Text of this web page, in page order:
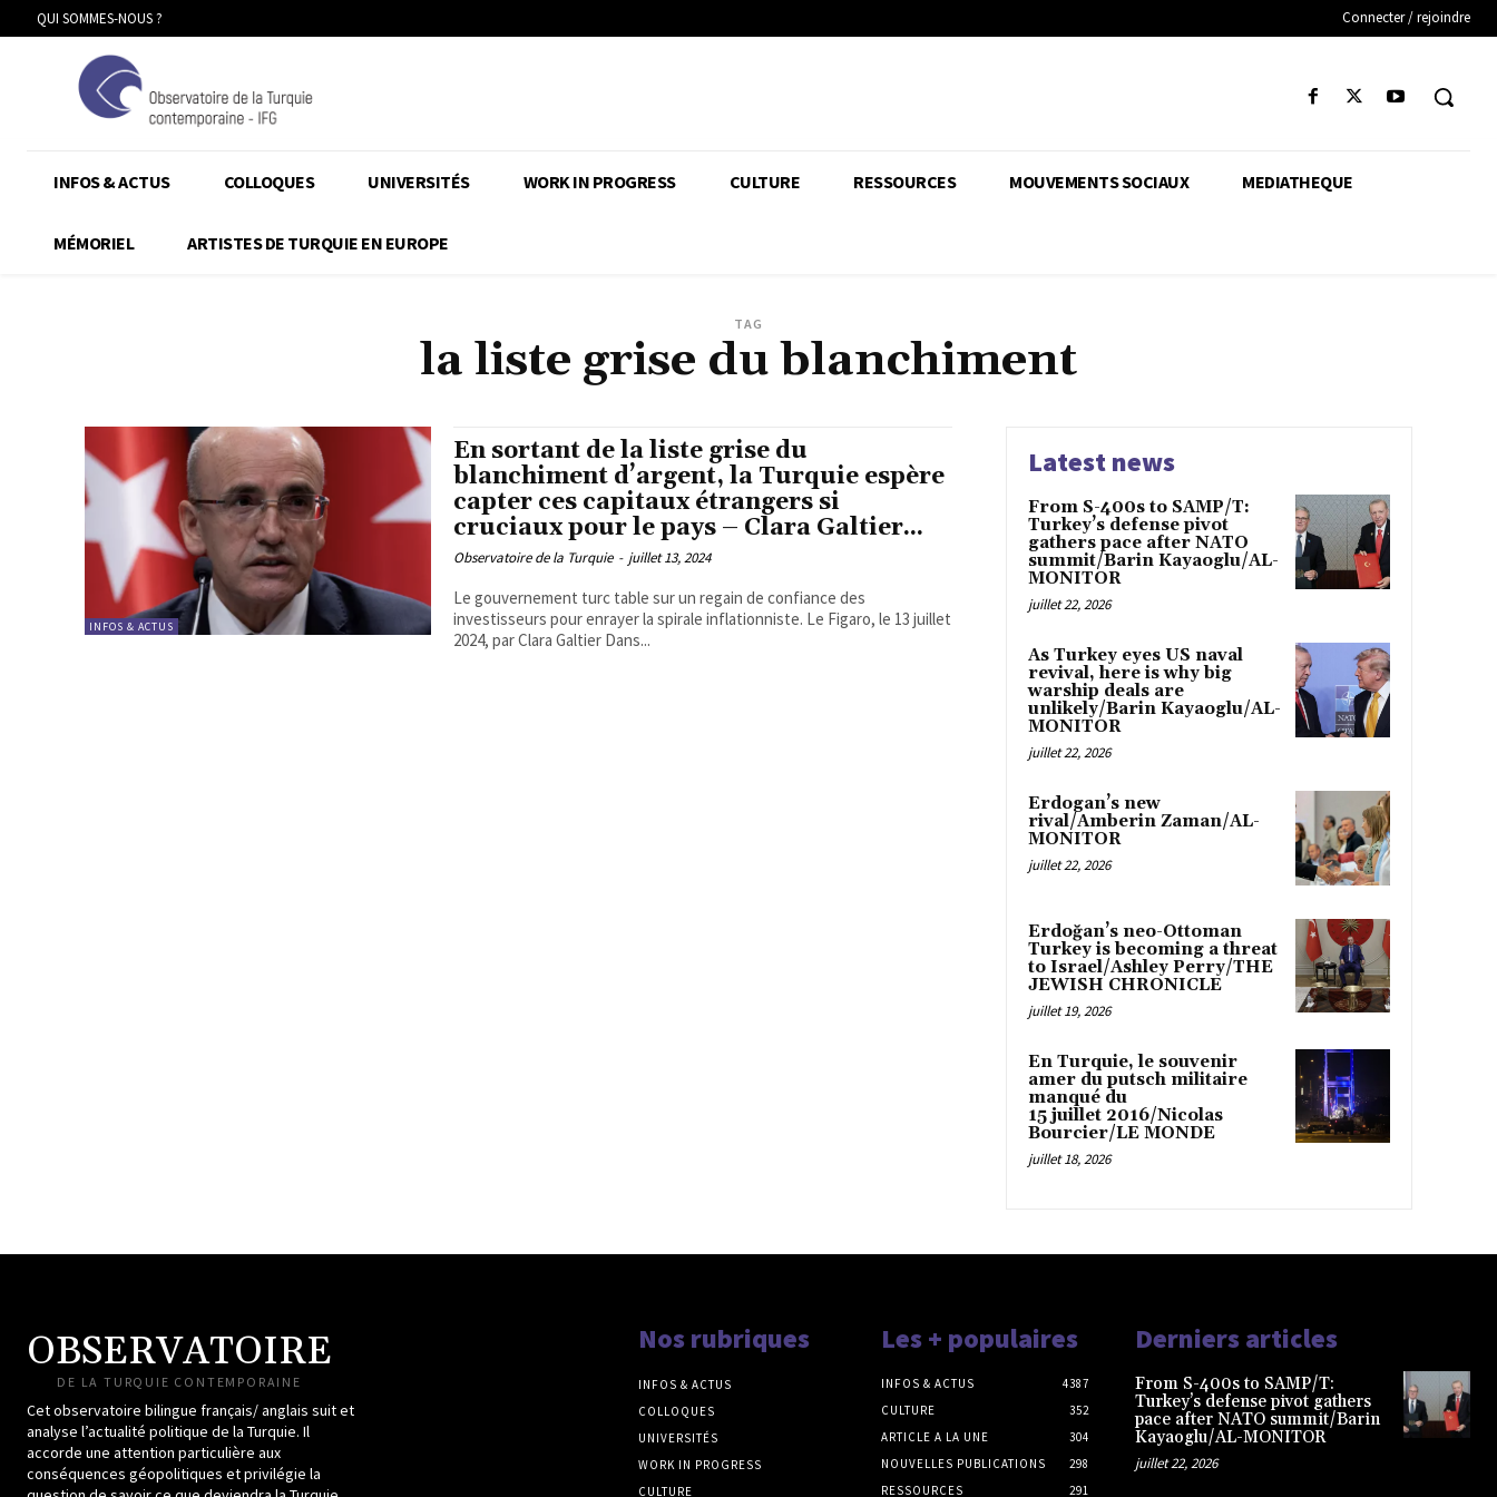
QUI SOMMES-NOUS ? Connecter / rejoindre
INFOS & ACTUS COLLOQUES UNIVERSITÉS WORK IN PROGRESS CULTURE RESSOURCES MOUVEMENTS SOCIAUX MEDIATHEQUE
MÉMORIEL ARTISTES DE TURQUIE EN EUROPE
TAG
la liste grise du blanchiment
INFOS & ACTUS
En sortant de la liste grise du
blanchiment d’argent, la Turquie espère
capter ces capitaux étrangers si
cruciaux pour le pays – Clara Galtier...
Observatoire de la Turquie - juillet 13, 2024
Le gouvernement turc table sur un regain de confiance des
investisseurs pour enrayer la spirale inflationniste. Le Figaro, le 13 juillet
2024, par Clara Galtier Dans...
Latest news
From S-400s to SAMP/T:
Turkey’s defense pivot
gathers pace after NATO
summit/Barin Kayaoglu/AL-
MONITOR
juillet 22, 2026
As Turkey eyes US naval
revival, here is why big
warship deals are
unlikely/Barin Kayaoglu/AL-
MONITOR
juillet 22, 2026
Erdogan’s new
rival/Amberin Zaman/AL-
MONITOR
juillet 22, 2026
Erdoğan’s neo-Ottoman
Turkey is becoming a threat
to Israel/Ashley Perry/THE
JEWISH CHRONICLE
juillet 19, 2026
En Turquie, le souvenir
amer du putsch militaire
manqué du
15 juillet 2016/Nicolas
Bourcier/LE MONDE
juillet 18, 2026
OBSERVATOIRE
DE LA TURQUIE CONTEMPORAINE
Cet observatoire bilingue français/ anglais suit et
analyse l’actualité politique de la Turquie. Il
accorde une attention particulière aux
conséquences géopolitiques et privilégie la
Nos rubriques
INFOS & ACTUS
COLLOQUES
UNIVERSITÉS
WORK IN PROGRESS
CULTURE
Les + populaires
INFOS & ACTUS
4387
CULTURE
352
ARTICLE A LA UNE
304
NOUVELLES PUBLICATIONS
298
RESSOURCES
291
Derniers articles
From S-400s to SAMP/T:
Turkey’s defense pivot gathers
pace after NATO summit/Barin
Kayaoglu/AL-MONITOR
juillet 22, 2026